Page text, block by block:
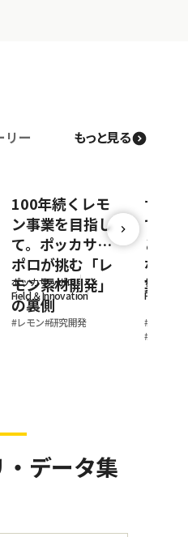
リー もっと見る
100年続くレモ
ン事業を目指し
て。ポッカサッ
ポロが挑む「レ
モン素材開発」
の裏側
ポッカサッポロ
Field ＆Innovation
#レモン#研究開発
サッ
でき
と外
なぐ
業
サッポロ
Field ＆
#
#
データ集